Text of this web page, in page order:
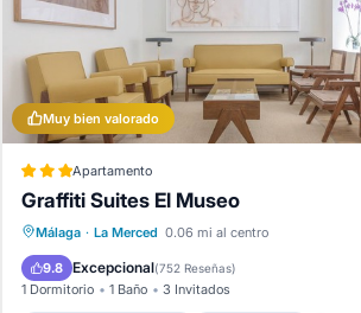
Muy bien valorado
Apartamento
Graffiti Suites El Museo
Málaga · La Merced 0.06 mi al centro
9.8 Excepcional(752 Reseñas)
1 Dormitorio 1 Baño 3 Invitados
Chimenea/Calefacción
Vistas
Cocina